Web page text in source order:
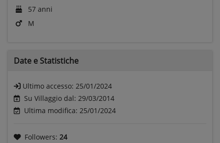
57 anni
M
Date e Statistiche
Ultimo accesso: 25/01/2024
Su Villaggio dal: 29/03/2014
Ultima modifica: 25/01/2024
Followers: 24